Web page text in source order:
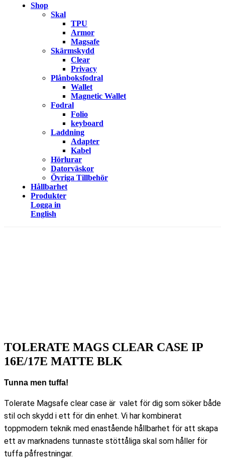
Shop
Skal
TPU
Armor
Magsafe
Skärmskydd
Clear
Privacy
Plånboksfodral
Wallet
Magnetic Wallet
Fodral
Folio
keyboard
Laddning
Adapter
Kabel
Hörlurar
Datorväskor
Övriga Tillbehör
Hållbarhet
Produkter
Logga in
English
TOLERATE MAGS CLEAR CASE IP
16E/17E MATTE BLK
Tunna men tuffa!
Tolerate Magsafe clear case är valet för dig som söker både
stil och skydd i ett för din enhet. Vi har kombinerat
toppmodern teknik med enastående hållbarhet för att skapa
ett av marknadens tunnaste stöttåliga skal som håller för
tuffa påfrestningar.